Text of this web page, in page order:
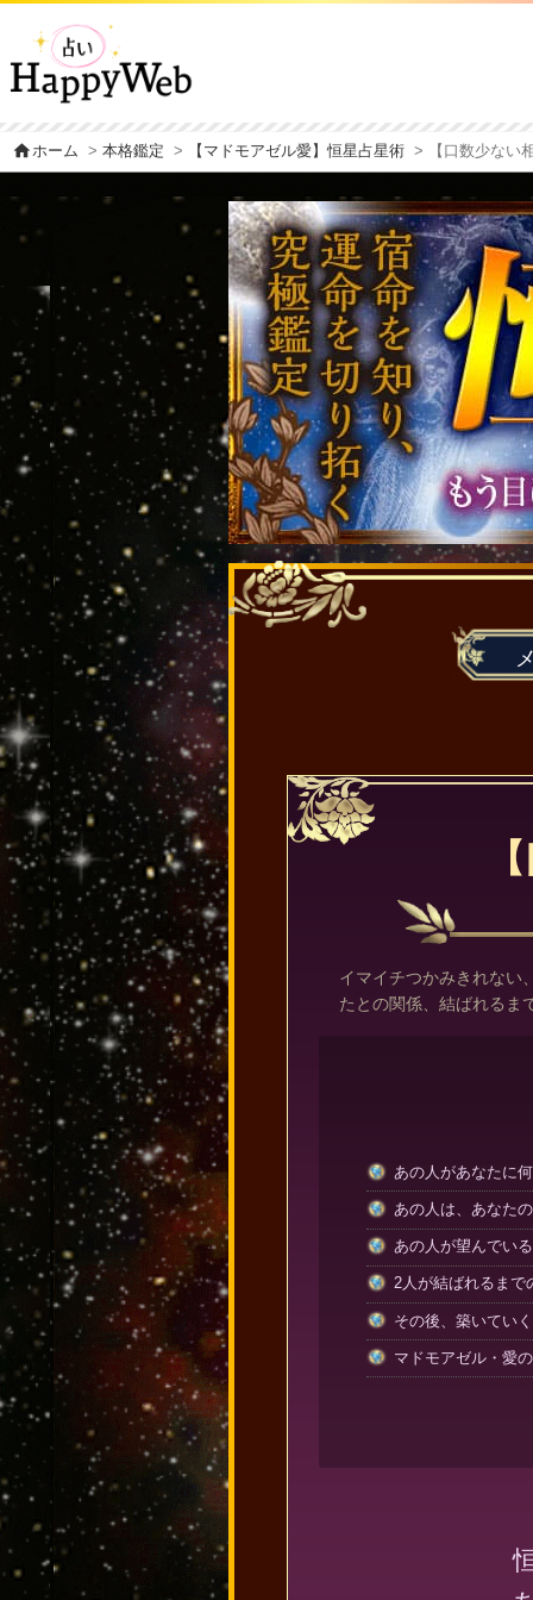
homeホーム > 本格鑑定 > 【マドモアゼル愛】恒星占星術 > 【口数少ない
イマイチつかみきれない
たとの関係、結ばれるま
あの人があなたに
あの人は、あなた
あの人が望んでい
2人が結ばれるまで
その後、築いてい
マドモアゼル・愛